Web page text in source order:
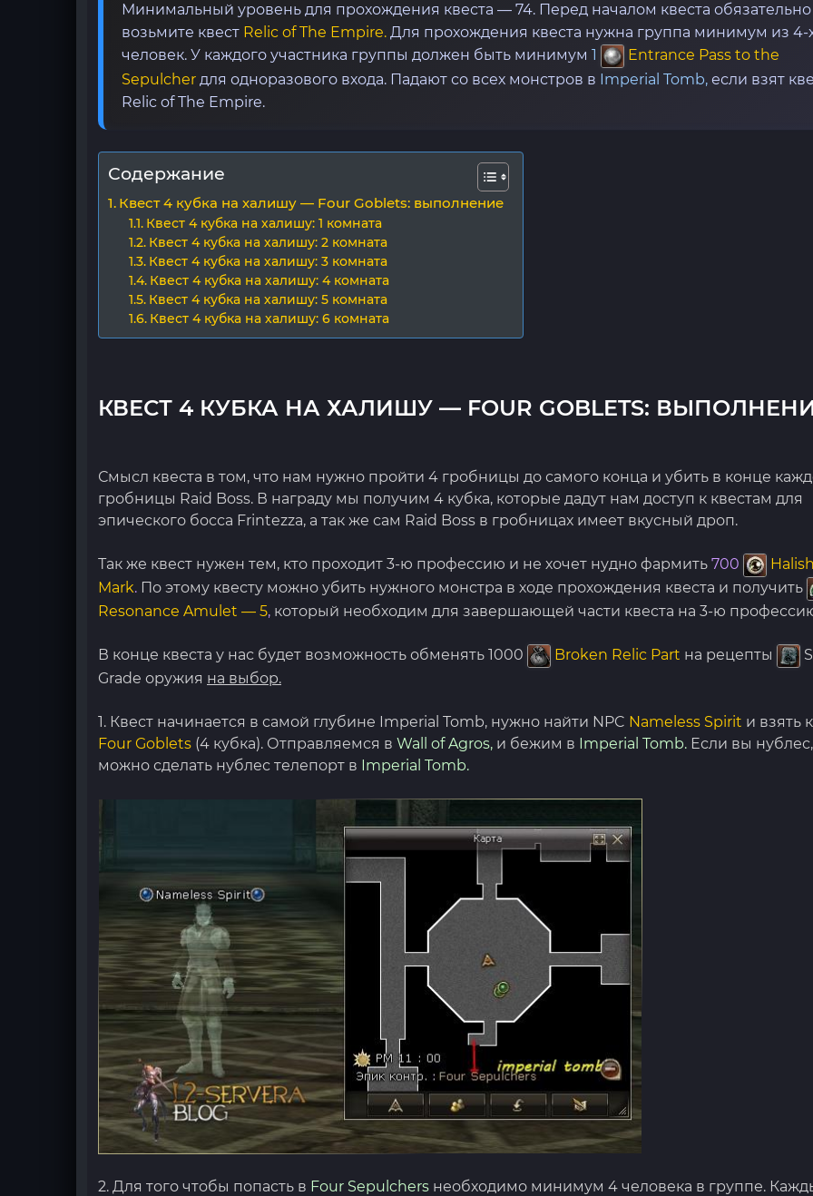
Минимальный уровень для прохождения квеста — 74. Перед началом квеста обязательно
возьмите квест Relic of The Empire. Для прохождения квеста нужна группа минимум из 4-
человек. У каждого участника группы должен быть минимум 1
Entrance Pass to the
Sepulcher для одноразового входа. Падают со всех монстров в Imperial Tomb, если взят
Relic of The Empire.
Содержание
Квест 4 кубка на халишу — Four Goblets: выполнение
Квест 4 кубка на халишу: 1 комната
Квест 4 кубка на халишу: 2 комната
Квест 4 кубка на халишу: 3 комната
Квест 4 кубка на халишу: 4 комната
Квест 4 кубка на халишу: 5 комната
Квест 4 кубка на халишу: 6 комната
КВЕСТ 4 КУБКА НА ХАЛИШУ — FOUR GOBLETS:
Смысл квеста в том, что нам нужно пройти 4 гробницы до самого конца и убить в конце
гробницы Raid Boss. В награду мы получим 4 кубка, которые дадут нам доступ к квестам для
эпического босса Frintezza, а так же сам Raid Boss в гробницах имеет вкусный дроп.
Так же квест нужен тем, кто проходит 3-ю профессию и не хочет нудно фармить 700
Mark. По этому квесту можно убить нужного монстра в ходе прохождения квеста и получить
Resonance Amulet — 5, который необходим для завершающей части квеста на 3-ю
В конце квеста у нас будет возможность обменять 1000 Broken Relic Part на рецепты
Grade оружия на выбор.
1. Квест начинается в самой глубине Imperial Tomb, нужно найти NPC Nameless Spirit и взять
Four Goblets (4 кубка). Отправляемся в Wall of Agros, и бежим в Imperial Tomb. Если вы
можно сделать нублес телепорт в Imperial Tomb.
2. Для того чтобы попасть в Four Sepulchers необходимо минимум 4 человека в группе.